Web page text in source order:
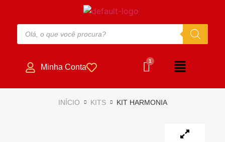
Minha Conta
INÍCIO KITS KIT HARMONIA